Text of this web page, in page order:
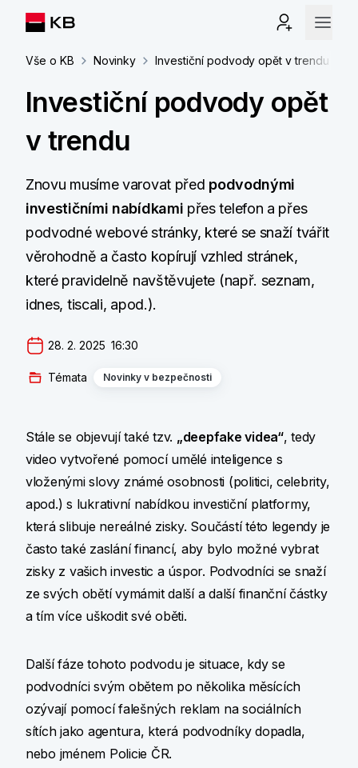
Vše o KB Novinky Investiční podvody opět v trendu
Investiční podvody opět
v trendu
Znovu musíme varovat před podvodnými
investičními nabídkami přes telefon a přes
podvodné webové stránky, které se snaží tvářit
věrohodně a často kopírují vzhled stránek,
které pravidelně navštěvujete (např. seznam,
idnes, tiscali, apod.).
28. 2. 2025  16:30
Témata Novinky v bezpečnosti
Stále se objevují také tzv. „deepfake videa“, tedy
video vytvořené pomocí umělé inteligence s
vloženými slovy známé osobnosti (politici, celebrity,
apod.) s lukrativní nabídkou investiční platformy,
která slibuje nereálné zisky. Součástí této legendy je
často také zaslání financí, aby bylo možné vybrat
zisky z vašich investic a úspor. Podvodníci se snaží
ze svých obětí vymámit další a další finanční částky
a tím více uškodit své oběti.
Další fáze tohoto podvodu je situace, kdy se
podvodníci svým obětem po několika měsících
ozývají pomocí falešných reklam na sociálních
sítích jako agentura, která podvodníky dopadla,
nebo jménem Policie ČR.